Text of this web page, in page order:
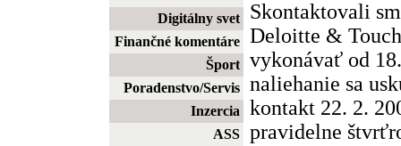
Digitálny svet
Finančné komentáre
Šport
Poradenstvo/Servis
Inzercia
ASS
Skontaktovali
Deloitte &
vykonávať od
naliehanie sa
kontakt 22. 2.
pravidelne